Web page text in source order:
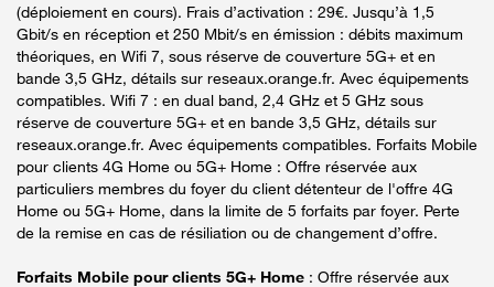
(déploiement en cours). Frais d’activation : 29€. Jusqu’à 1,5
Gbit/s en réception et 250 Mbit/s en émission : débits maximum
théoriques, en Wifi 7, sous réserve de couverture 5G+ et en
bande 3,5 GHz, détails sur reseaux.orange.fr. Avec équipements
compatibles. Wifi 7 : en dual band, 2,4 GHz et 5 GHz sous
réserve de couverture 5G+ et en bande 3,5 GHz, détails sur
reseaux.orange.fr. Avec équipements compatibles. Forfaits Mobile
pour clients 4G Home ou 5G+ Home : Offre réservée aux
particuliers membres du foyer du client détenteur de l'offre 4G
Home ou 5G+ Home, dans la limite de 5 forfaits par foyer. Perte
de la remise en cas de résiliation ou de changement d’offre.
Forfaits Mobile pour clients 5G+ Home : Offre réservée aux